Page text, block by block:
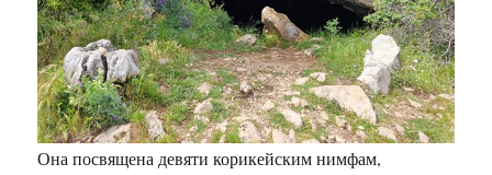
Она посвящена девяти корикейским нимфам,